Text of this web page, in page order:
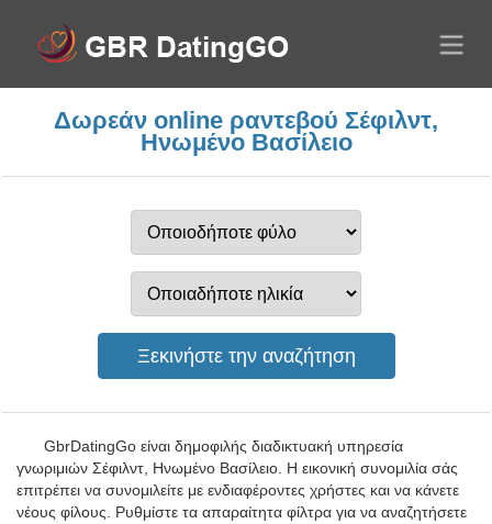
Δωρεάν online ραντεβού Σέφιλντ,
Ηνωμένο Βασίλειο
GbrDatingGo είναι δημοφιλής διαδικτυακή υπηρεσία
γνωριμιών Σέφιλντ, Ηνωμένο Βασίλειο. Η εικονική συνομιλία σάς
επιτρέπει να συνομιλείτε με ενδιαφέροντες χρήστες και να κάνετε
νέους φίλους. Ρυθμίστε τα απαραίτητα φίλτρα για να αναζητήσετε